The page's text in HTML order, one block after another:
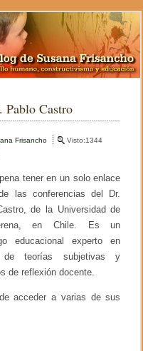
Pablo Castro
Frisancho
Visto:1344
tener en un solo enlace
las conferencias del Dr.
de la Universidad de
en Chile. Es un
educacional experto en
de teorías subjetivas y
de reflexión docente.
acceder a varias de sus